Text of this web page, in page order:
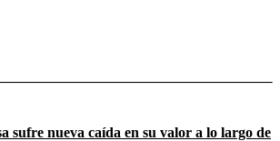
sufre nueva caída en su valor a lo largo de